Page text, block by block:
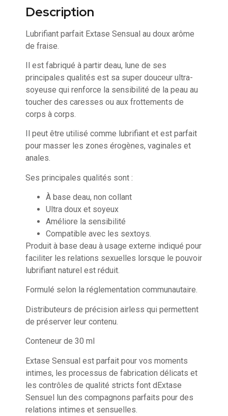
Description
Lubrifiant parfait Extase Sensual au doux arôme
de fraise.
Il est fabriqué à partir deau, lune de ses
principales qualités est sa super douceur ultra-
soyeuse qui renforce la sensibilité de la peau au
toucher des caresses ou aux frottements de
corps à corps.
Il peut être utilisé comme lubrifiant et est parfait
pour masser les zones érogènes, vaginales et
anales.
Ses principales qualités sont :
À base deau, non collant
Ultra doux et soyeux
Améliore la sensibilité
Compatible avec les sextoys.
Produit à base deau à usage externe indiqué pour
faciliter les relations sexuelles lorsque le pouvoir
lubrifiant naturel est réduit.
Formulé selon la réglementation communautaire.
Distributeurs de précision airless qui permettent
de préserver leur contenu.
Conteneur de 30 ml
Extase Sensual est parfait pour vos moments
intimes, les processus de fabrication délicats et
les contrôles de qualité stricts font dExtase
Sensuel lun des compagnons parfaits pour des
relations intimes et sensuelles.